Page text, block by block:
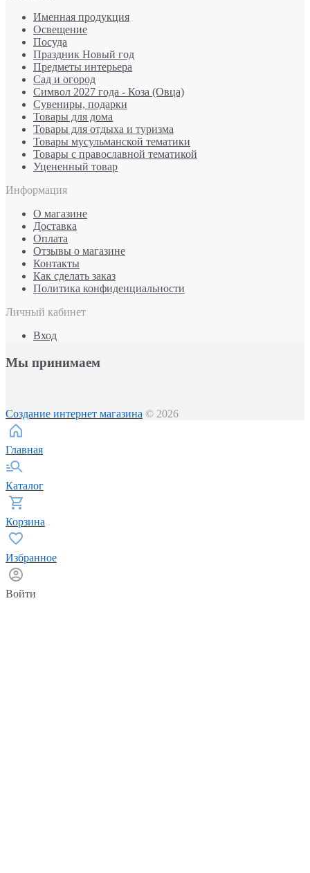
Именная продукция
Освещение
Посуда
Праздник Новый год
Предметы интерьера
Сад и огород
Символ 2027 года - Коза (Овца)
Сувениры, подарки
Товары для дома
Товары для отдыха и туризма
Товары мусульманской тематики
Товары с православной тематикой
Уцененный товар
Информация
О магазине
Доставка
Оплата
Отзывы о магазине
Контакты
Как сделать заказ
Политика конфиденциальности
Личный кабинет
Вход
Мы принимаем
Создание интернет магазина © 2026
Главная
Каталог
Корзина
Избранное
Войти